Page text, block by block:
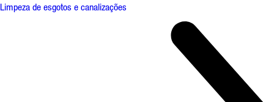
Limpeza de esgotos e canalizações